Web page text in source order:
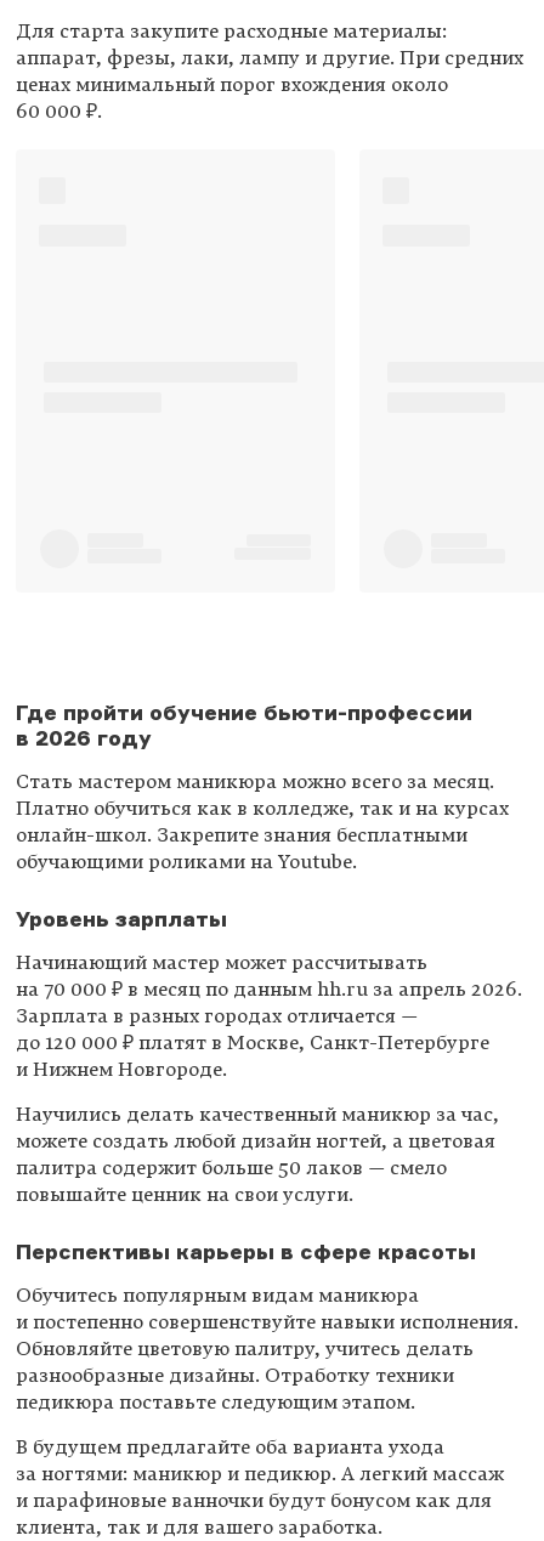
Для старта закупите расходные материалы:
аппарат, фрезы, лаки, лампу и другие. При средних
ценах минимальный порог вхождения около
60 000 ₽.
Где пройти обучение бьюти-профессии
в 2026 году
Стать мастером маникюра можно всего за месяц.
Платно обучиться как в колледже, так и на курсах
онлайн-школ. Закрепите знания бесплатными
обучающими роликами на Youtube.
Уровень зарплаты
Начинающий мастер может рассчитывать
на 70 000 ₽ в месяц по данным hh.ru за апрель 2026.
Зарплата в разных городах отличается —
до 120 000 ₽ платят в Москве, Санкт-Петербурге
и Нижнем Новгороде.
Научились делать качественный маникюр за час,
можете создать любой дизайн ногтей, а цветовая
палитра содержит больше 50 лаков — смело
повышайте ценник на свои услуги.
Перспективы карьеры в сфере красоты
Обучитесь популярным видам маникюра
и постепенно совершенствуйте навыки исполнения.
Обновляйте цветовую палитру, учитесь делать
разнообразные дизайны. Отработку техники
педикюра поставьте следующим этапом.
В будущем предлагайте оба варианта ухода
за ногтями: маникюр и педикюр. А легкий массаж
и парафиновые ванночки будут бонусом как для
клиента, так и для вашего заработка.